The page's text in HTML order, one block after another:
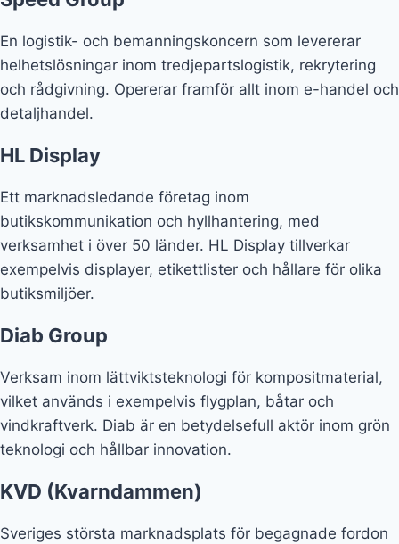
En logistik- och bemanningskoncern som levererar
helhetslösningar inom tredjepartslogistik, rekrytering
och rådgivning. Opererar framför allt inom e-handel och
detaljhandel.
HL Display
Ett marknadsledande företag inom
butikskommunikation och hyllhantering, med
verksamhet i över 50 länder. HL Display tillverkar
exempelvis displayer, etikettlister och hållare för olika
butiksmiljöer.
Diab Group
Verksam inom lättviktsteknologi för kompositmaterial,
vilket används i exempelvis flygplan, båtar och
vindkraftverk. Diab är en betydelsefull aktör inom grön
teknologi och hållbar innovation.
KVD (Kvarndammen)
Sveriges största marknadsplats för begagnade fordon